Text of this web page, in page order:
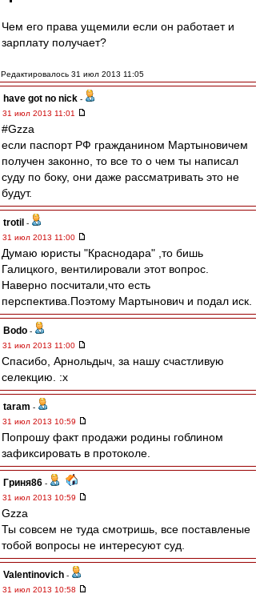
Чем его права ущемили если он работает и
зарплату получает?
Редактировалось 31 июл 2013 11:05
have got no nick -
31 июл 2013 11:01
#Gzza
если паспорт РФ гражданином Мартыновичем
получен законно, то все то о чем ты написал
суду по боку, они даже рассматривать это не
будут.
trotil -
31 июл 2013 11:00
Думаю юристы "Краснодара" ,то бишь
Галицкого, вентилировали этот вопрос.
Наверно посчитали,что есть
перспектива.Поэтому Мартынович и подал иск.
Bodo -
31 июл 2013 11:00
Спасибо, Арнольдыч, за нашу счастливую
селекцию. :x
taram -
31 июл 2013 10:59
Попрошу факт продажи родины гоблином
зафиксировать в протоколе.
Гриня86 -
31 июл 2013 10:59
Gzza
Ты совсем не туда смотришь, все поставленые
тобой вопросы не интересуют суд.
Valentinovich -
31 июл 2013 10:58